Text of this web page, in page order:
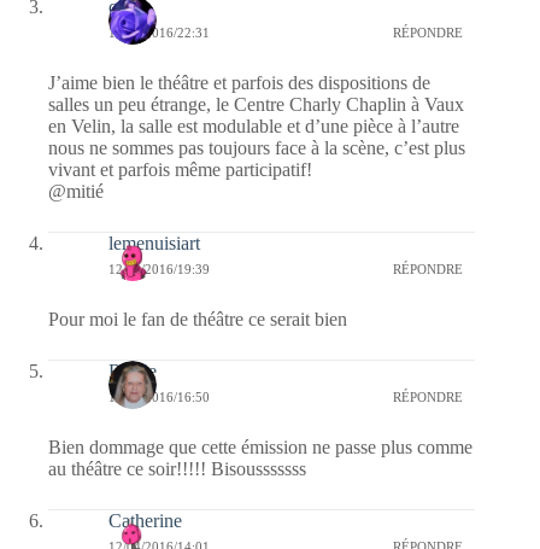
covix
12/04/2016/22:31 RÉPONDRE
J’aime bien le théâtre et parfois des dispositions de
salles un peu étrange, le Centre Charly Chaplin à Vaux
en Velin, la salle est modulable et d’une pièce à l’autre
nous ne sommes pas toujours face à la scène, c’est plus
vivant et parfois même participatif!
@mitié
lemenuisiart
12/04/2016/19:39 RÉPONDRE
Pour moi le fan de théâtre ce serait bien
Renee
12/04/2016/16:50 RÉPONDRE
Bien dommage que cette émission ne passe plus comme
au théâtre ce soir!!!!! Bisousssssss
Catherine